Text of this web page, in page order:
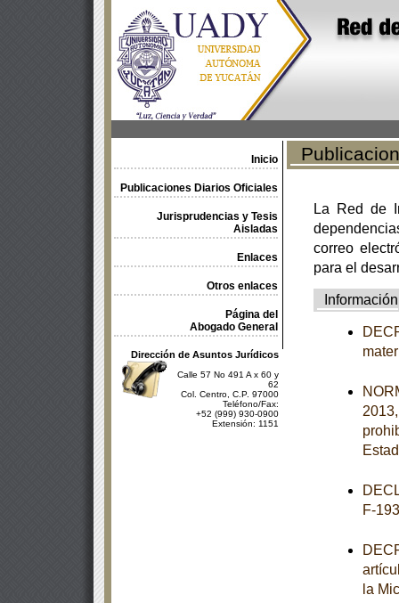
Inicio
Publicaciones Diarios Oficiales
Jurisprudencias y Tesis
Aisladas
Enlaces
Otros enlaces
Página del
Abogado General
Dirección de Asuntos Jurídicos
Calle 57 No 491 A x 60 y
62
Col. Centro, C.P. 97000
Teléfono/Fax:
+52 (999) 930-0900
Extensión: 1151
La Red de
correo
para el
Información
F-
la